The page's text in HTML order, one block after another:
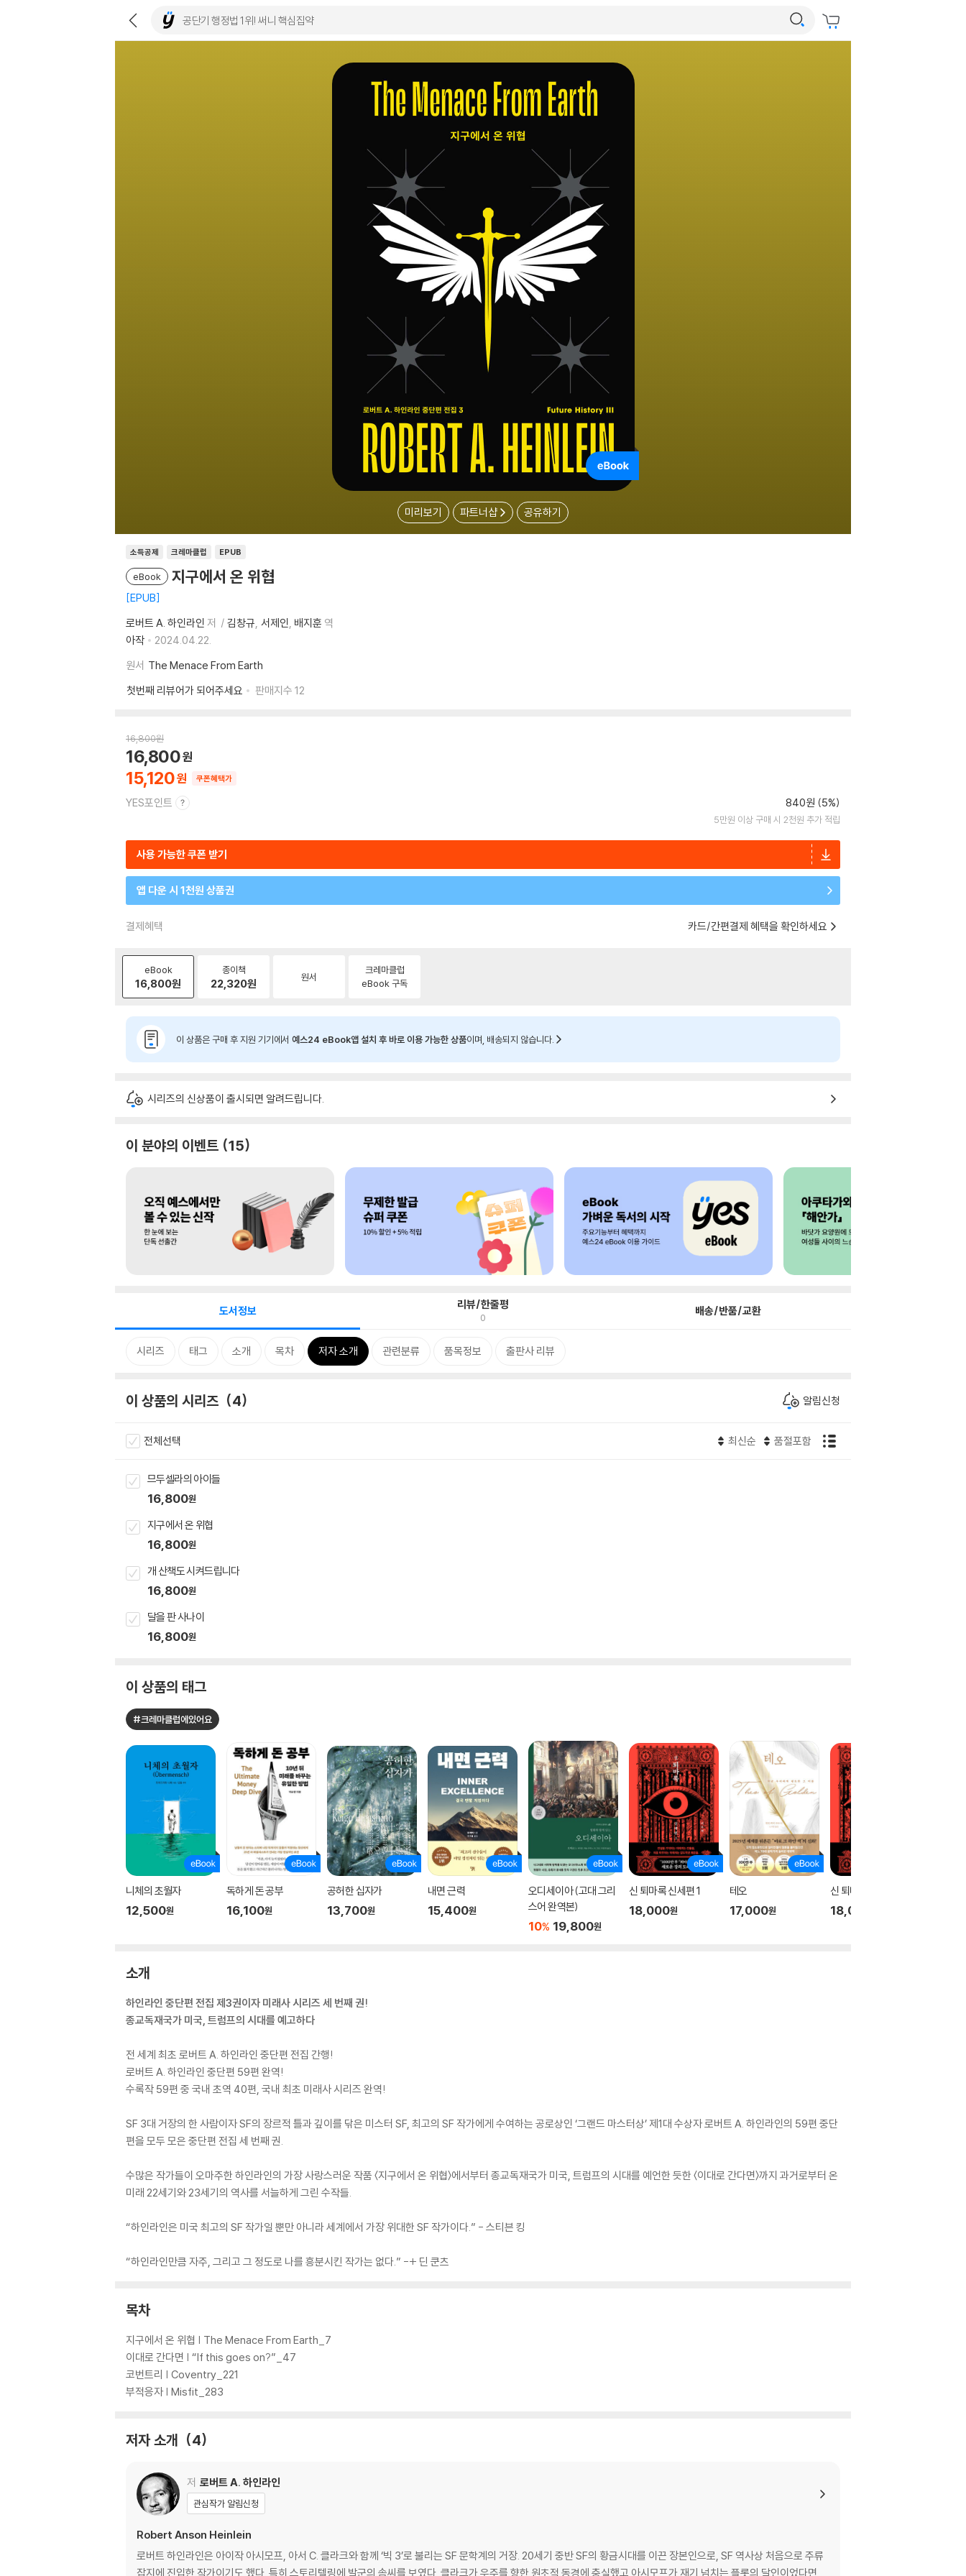
미리보기 파트너샵 공유하기
소득공제 크레마클럽 EPUB
eBook 지구에서 온 위협
EPUB
로버트 A. 하인라인 저 김창규 서제인 배지훈 역
아작
2024.04.22.
원서 The Menace From Earth
첫번째 리뷰어가 되어주세요
판매지수 12
16,800원
15,120
16,800
쿠폰혜택가
YES포인트 840원 (5%)
5만원 이상 구매 시 2천원 추가 적립
사용 가능한 쿠폰 받기
앱 다운 시 1천원 상품권
결제혜택 카드/간편결제 혜택을 확인하세요
eBook
16,800원
종이책
22,320원 원서
크레마클럽
eBook 구독
이 상품은 구매 후 지원 기기에서 예스24 eBook앱 설치 후 바로 이용 가능한 상품이며, 배송되지 않습니다.
시리즈의 신상품이 출시되면 알려드립니다.
이 분야의 이벤트 15
도서정보 리뷰/한줄평
0 배송/반품/교환
시리즈 태그 소개 목차 저자 소개 관련분류 품목정보 출판사 리뷰
이 상품의 시리즈 4 알림신청
전체선택 최신순 품절포함
므두셀라의 아이들
16,800원
지구에서 온 위협
16,800원
개 산책도 시켜드립니다
16,800원
달을 판 사나이
16,800원
이 상품의 태그
#크레마클럽에있어요
니체의 초월자
12,500원
독하게 돈 공부
16,100원
공허한 십자가
13,700원
내면 근력
15,400원
오디세이아 (고대 그리
스어 완역본)
10% 19,800원
신 퇴마록 신세편 1
18,000원
테오
17,000원
신 퇴마록 신세편 3
18,000
소개
하인라인 중단편 전집 제3권이자 미래사 시리즈 세 번째 권!
종교독재국가 미국, 트럼프의 시대를 예고하다
전 세계 최초 로버트 A. 하인라인 중단편 전집 간행!
로버트 A. 하인라인 중단편 59편 완역!
수록작 59편 중 국내 초역 40편, 국내 최초 미래사 시리즈 완역!
SF 3대 거장의 한 사람이자 SF의 장르적 틀과 깊이를 닦은 미스터 SF, 최고의 SF 작가에게 수여하는 공로상인 ‘그랜드 마스터상’ 제1대 수상자 로버트 A. 하인라인의 59편 중단
편을 모두 모은 중단편 전집 세 번째 권.
수많은 작가들이 오마주한 하인라인의 가장 사랑스러운 작품 〈지구에서 온 위협〉에서부터 종교독재국가 미국, 트럼프의 시대를 예언한 듯한 〈이대로 간다면〉까지 과거로부터 온
미래 22세기와 23세기의 역사를 서늘하게 그린 수작들.
“하인라인은 미국 최고의 SF 작가일 뿐만 아니라 세계에서 가장 위대한 SF 작가이다.” - 스티븐 킹
“하인라인만큼 자주, 그리고 그 정도로 나를 흥분시킨 작가는 없다.” -+ 딘 쿤츠
목차
지구에서 온 위협 | The Menace From Earth_7
이대로 간다면 | “If this goes on?”_47
코번트리 | Coventry_221
부적응자 | Misfit_283
저자 소개 4
저 로버트 A. 하인라인
관심작가 알림신청
Robert Anson Heinlein
로버트 하인라인은 아이작 아시모프, 아서 C. 클라크와 함께 ‘빅 3’로 불리는 SF 문학계의 거장. 20세기 중반 SF의 황금시대를 이끈 장본인으로, SF 역사상 처음으로 주류
잡지에 진입한 작가이기도 했다. 특히 스토리텔링에 발군의 솜씨를 보였다. 클라크가 우주를 향한 원초적 동경에 충실했고 아시모프가 재기 넘치는 플롯의 달인이었다면,